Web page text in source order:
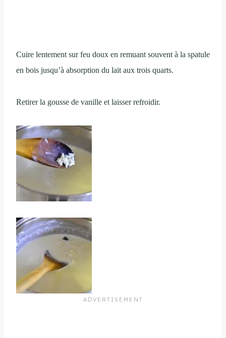
Cuire lentement sur feu doux en remuant souvent à la spatule
en bois jusqu’à absorption du lait aux trois quarts.
Retirer la gousse de vanille et laisser refroidir.